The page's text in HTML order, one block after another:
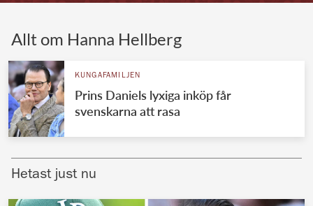
UTLÄNDSKT
VÄRLDENS KUNGAHUS
Brittiska kungahuset
Allt om Hanna Hellberg
KUNGAFAMILJEN
Prins Daniels lyxiga inköp får
svenskarna att rasa
Hetast just nu